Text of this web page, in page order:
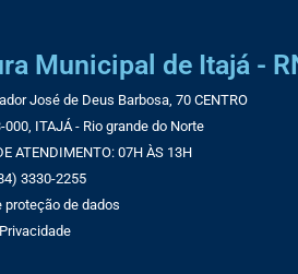
Municipal de Itajá -
José de Deus Barbosa, 70 CENTRO
000, ITAJÁ - Rio grande do Norte
ATENDIMENTO: 07H ÀS 13H
3330-2255
proteção de dados